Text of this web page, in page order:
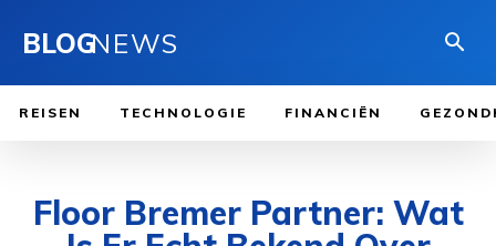
BLOGNEWS
REISEN TECHNOLOGIE FINANCIËN
Floor Bremer Partner: Wat